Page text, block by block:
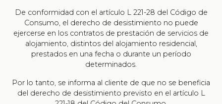
De conformidad con el artículo L 221-28 del Código de
Consumo, el derecho de desistimiento no puede
ejercerse en los contratos de prestación de servicios de
alojamiento, distintos del alojamiento residencial,
prestados en una fecha o durante un período
determinados.
Por lo tanto, se informa al cliente de que no se beneficia
del derecho de desistimiento previsto en el artículo L